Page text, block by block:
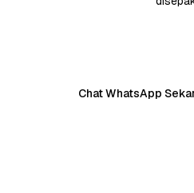
Chat WhatsApp